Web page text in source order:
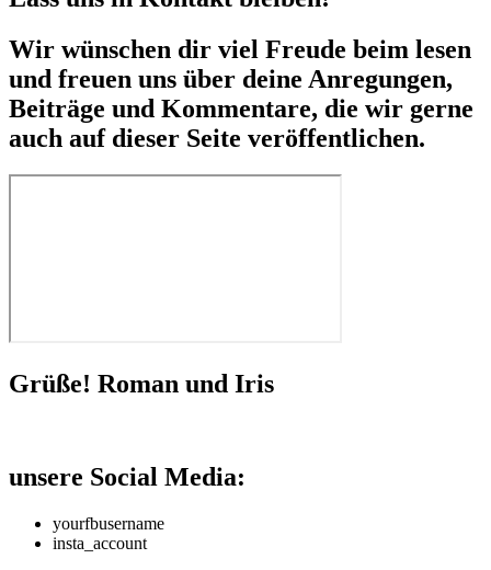
Wir wünschen dir viel Freude beim lesen
und freuen uns über deine Anregungen,
Beiträge und Kommentare, die wir gerne
auch auf dieser Seite veröffentlichen.
Grüße! Roman und Iris
unsere Social Media:
yourfbusername
insta_account